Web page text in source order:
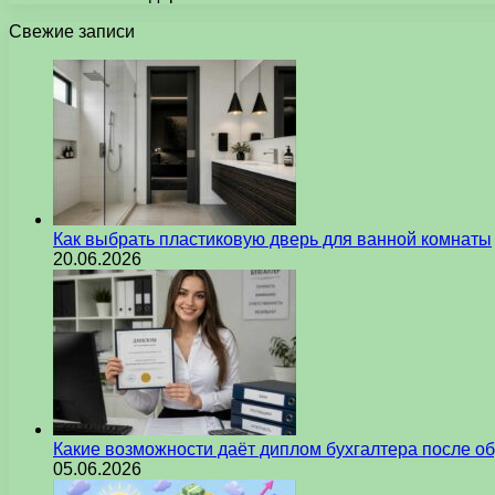
Свежие записи
Как выбрать пластиковую дверь для ванной комнаты
20.06.2026
Какие возможности даёт диплом бухгалтера после
05.06.2026